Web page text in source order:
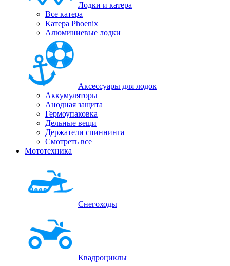
Лодки и катера
Все катера
Катера Phoenix
Алюминиевые лодки
Аксессуары для лодок
Аккумуляторы
Анодная защита
Гермоупаковка
Дельные вещи
Держатели спиннинга
Смотреть все
Мототехника
Снегоходы
Квадроциклы